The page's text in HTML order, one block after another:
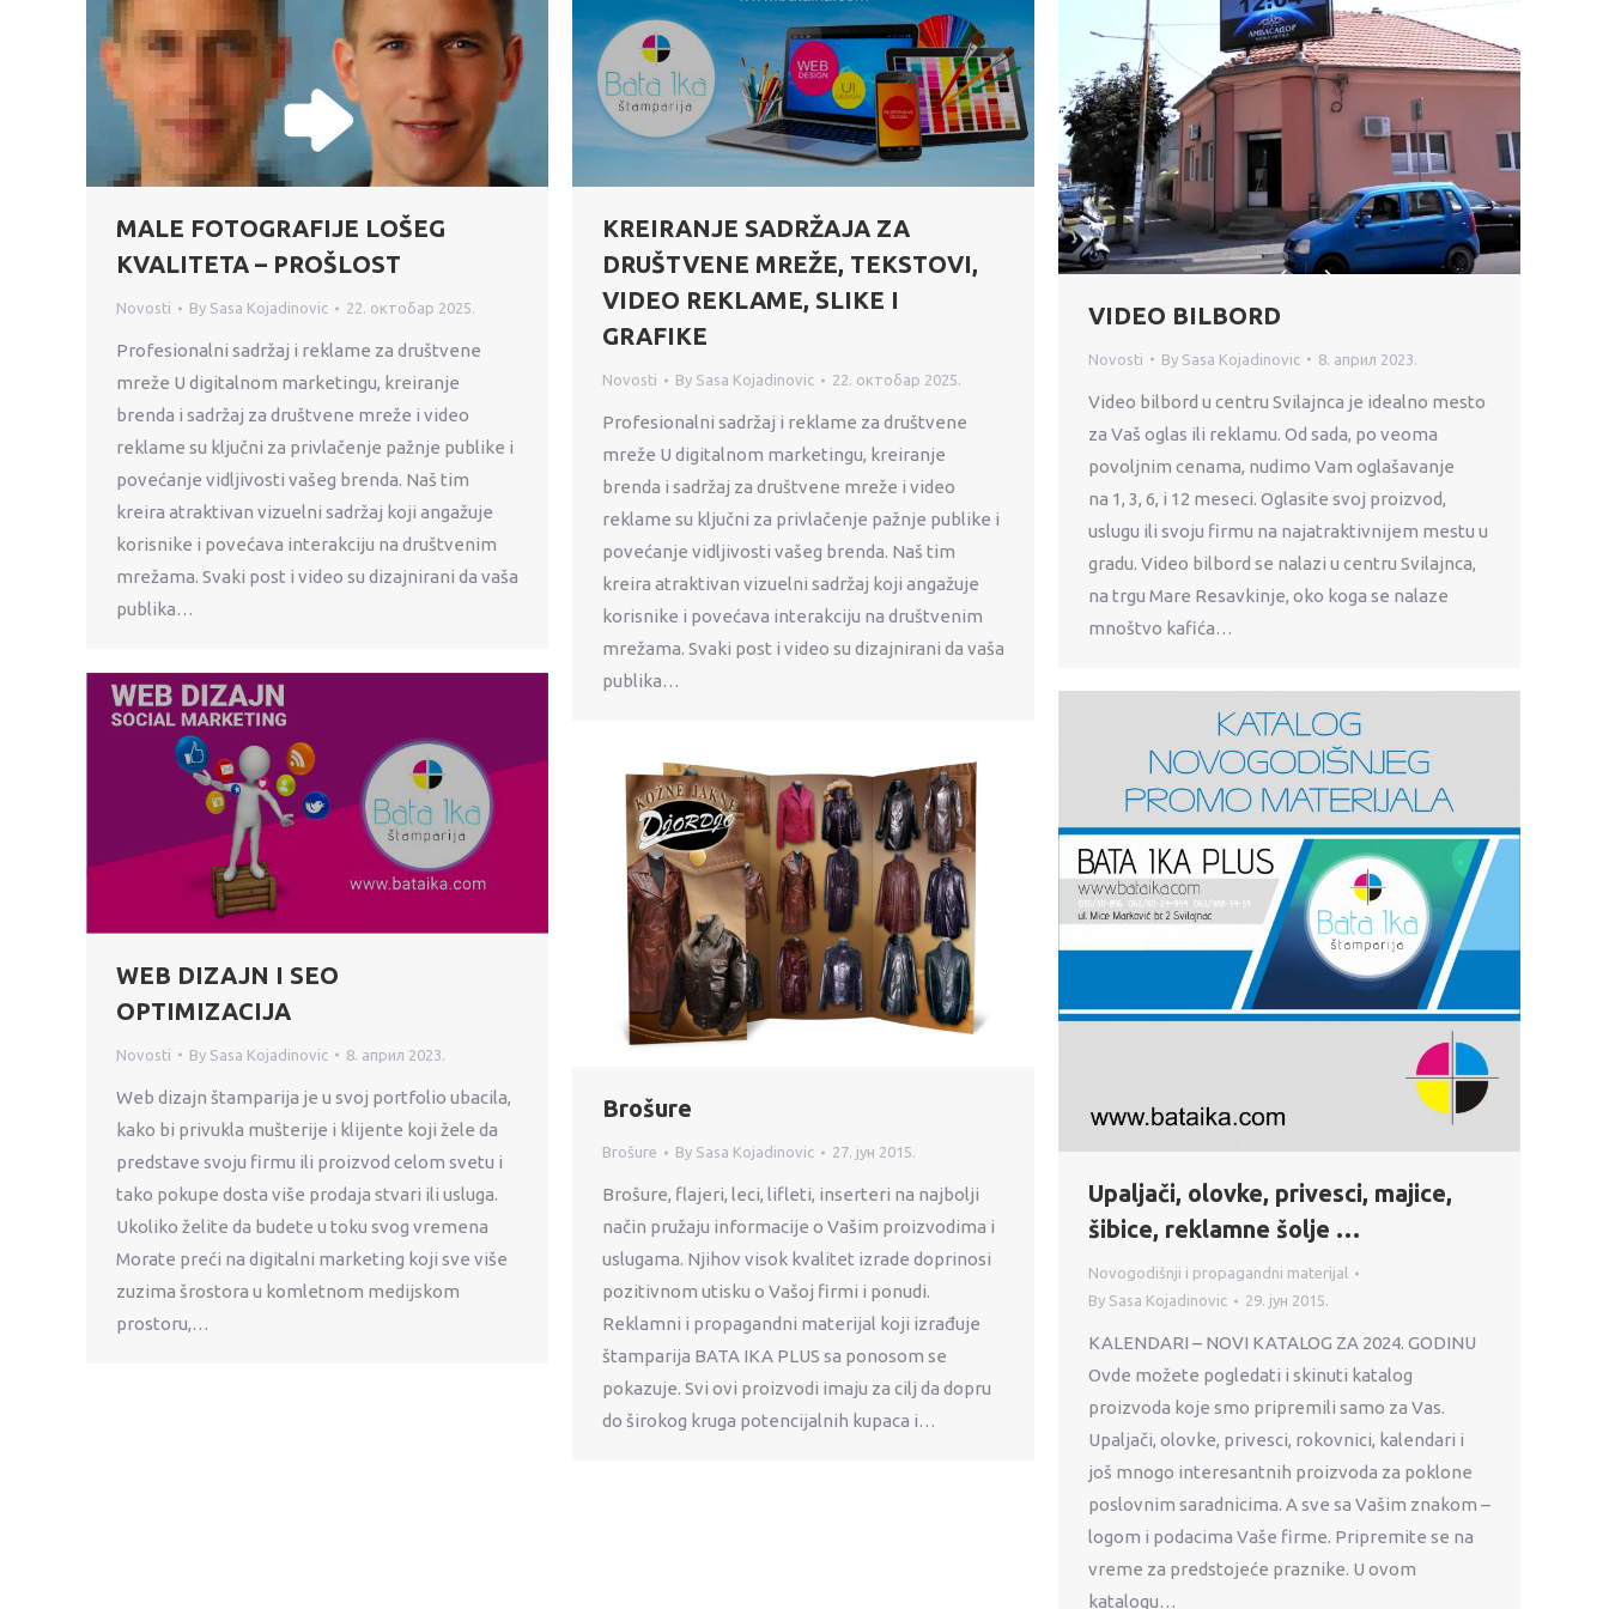
MALE FOTOGRAFIJE LOŠEG
KVALITETA – PROŠLOST
Novosti By Sasa Kojadinovic 22. октобар 2025.
Profesionalni sadržaj i reklame za društvene
mreže U digitalnom marketingu, kreiranje
brenda i sadržaj za društvene mreže i video
reklame su ključni za privlačenje pažnje publike i
povećanje vidljivosti vašeg brenda. Naš tim
kreira atraktivan vizuelni sadržaj koji angažuje
korisnike i povećava interakciju na društvenim
mrežama. Svaki post i video su dizajnirani da vaša
publika…
KREIRANJE SADRŽAJA ZA
DRUŠTVENE MREŽE, TEKSTOVI,
VIDEO REKLAME, SLIKE I
GRAFIKE
Novosti By Sasa Kojadinovic 22. октобар 2025.
Profesionalni sadržaj i reklame za društvene
mreže U digitalnom marketingu, kreiranje
brenda i sadržaj za društvene mreže i video
reklame su ključni za privlačenje pažnje publike i
povećanje vidljivosti vašeg brenda. Naš tim
kreira atraktivan vizuelni sadržaj koji angažuje
korisnike i povećava interakciju na društvenim
mrežama. Svaki post i video su dizajnirani da vaša
publika…
VIDEO BILBORD
Novosti By Sasa Kojadinovic 8. април 2023.
Video bilbord u centru Svilajnca je idealno mesto
za Vaš oglas ili reklamu. Od sada, po veoma
povoljnim cenama, nudimo Vam oglašavanje
na 1, 3, 6, i 12 meseci. Oglasite svoj proizvod,
uslugu ili svoju firmu na najatraktivnijem mestu u
gradu. Video bilbord se nalazi u centru Svilajnca,
na trgu Mare Resavkinje, oko koga se nalaze
mnoštvo kafića…
WEB DIZAJN I SEO
OPTIMIZACIJA
Novosti By Sasa Kojadinovic 8. април 2023.
Web dizajn štamparija je u svoj portfolio ubacila,
kako bi privukla mušterije i klijente koji žele da
predstave svoju firmu ili proizvod celom svetu i
tako pokupe dosta više prodaja stvari ili usluga.
Ukoliko želite da budete u toku svog vremena
Morate preći na digitalni marketing koji sve više
zuzima šrostora u komletnom medijskom
prostoru,…
Upaljači, olovke, privesci, majice,
šibice, reklamne šolje …
Novogodišnji i propagandni materijal
By Sasa Kojadinovic 29. јун 2015.
KALENDARI – NOVI KATALOG ZA 2024. GODINU
Ovde možete pogledati i skinuti katalog
proizvoda koje smo pripremili samo za Vas.
Upaljači, olovke, privesci, rokovnici, kalendari i
još mnogo interesantnih proizvoda za poklone
poslovnim saradnicima. A sve sa Vašim znakom –
logom i podacima Vaše firme. Pripremite se na
vreme za predstojeće praznike. U ovom
katalogu…
Brošure
Brošure By Sasa Kojadinovic 27. јун 2015.
Brošure, flajeri, leci, lifleti, inserteri na najbolji
način pružaju informacije o Vašim proizvodima i
uslugama. Njihov visok kvalitet izrade doprinosi
pozitivnom utisku o Vašoj firmi i ponudi.
Reklamni i propagandni materijal koji izrađuje
štamparija BATA IKA PLUS sa ponosom se
pokazuje. Svi ovi proizvodi imaju za cilj da dopru
do širokog kruga potencijalnih kupaca i…